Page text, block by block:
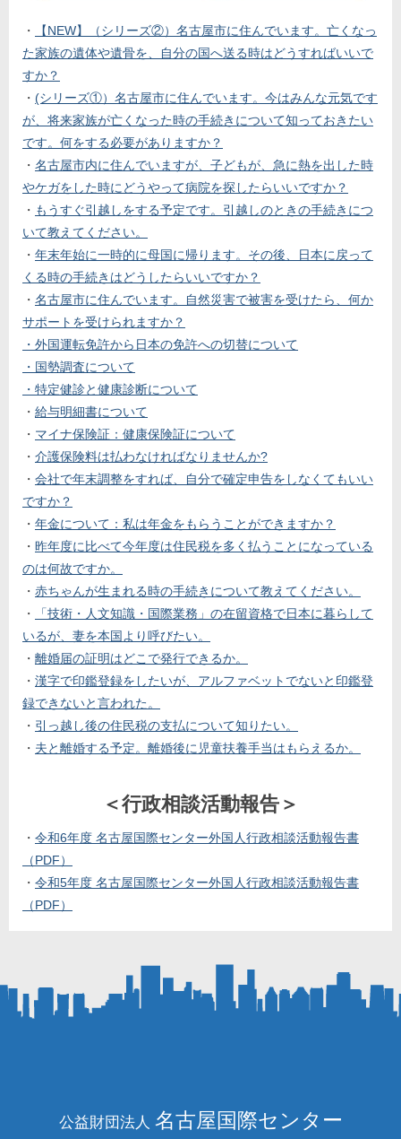
・
【NEW】（シリーズ②）名古屋市に住んでいます。亡くなっ
た家族の遺体や遺骨を、自分の国へ送る時はどうすればいいで
すか？
・ (シリーズ①）名古屋市に住んでいます。今はみんな元気です
が、将来家族が亡くなった時の手続きについて知っておきたい
です。何をする必要がありますか？
・ 名古屋市内に住んでいますが、子どもが、急に熱を出した時
やケガをした時にどうやって病院を探したらいいですか？
・ もうすぐ引越しをする予定です。引越しのときの手続きにつ
いて教えてください。
・ 年末年始に一時的に母国に帰ります。その後、日本に戻って
くる時の手続きはどうしたらいいですか？
・ 名古屋市に住んでいます。自然災害で被害を受けたら、何か
サポートを受けられますか？
・外国運転免許から日本の免許への切替について
・国勢調査について
・特定健診と健康診断について
・ 給与明細書について
・ マイナ保険証：健康保険証について
・ 介護保険料は払わなければなりませんか?
・ 会社で年末調整をすれば、自分で確定申告をしなくてもいい
ですか？
・ 年金について：私は年金をもらうことができますか？
・ 昨年度に比べて今年度は住民税を多く払うことになっている
のは何故ですか。
・ 赤ちゃんが生まれる時の手続きについて教えてください。
・
「技術・人文知識・国際業務」の在留資格で日本に暮らして
いるが、妻を本国より呼びたい。
・ 離婚届の証明はどこで発行できるか。
・ 漢字で印鑑登録をしたいが、アルファベットでないと印鑑登
録できないと言われた。
・ 引っ越し後の住民税の支払について知りたい。
・ 夫と離婚する予定。離婚後に児童扶養手当はもらえるか。
＜行政相談活動報告＞
・ 令和6年度 名古屋国際センター外国人行政相談活動報告書
（PDF）
・ 令和5年度 名古屋国際センター外国人行政相談活動報告書
（PDF）
公益財団法人 名古屋国際センター